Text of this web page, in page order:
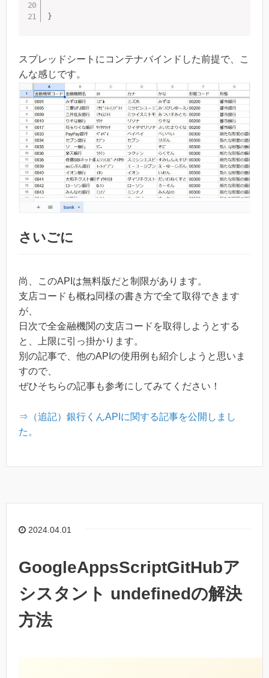
}
スプレッドシートにコンテナバインドした前提で、こ
んな感じです。
さいごに
尚、このAPIは無料版だと制限があります。
支店コードも概ね同様の書き方で全て取得できます
が、
日次で全金融機関の支店コードを取得しようとする
と、上限に引っ掛かります。
別の記事で、他のAPIの使用例も紹介しようと思いま
すので、
ぜひそちらの記事も参考にしてみてください！
⇒（追記）銀行くんAPIに関する記事を公開しまし
た。
2024.04.01
GoogleAppsScriptGitHubア
シスタント undefinedの解決
方法